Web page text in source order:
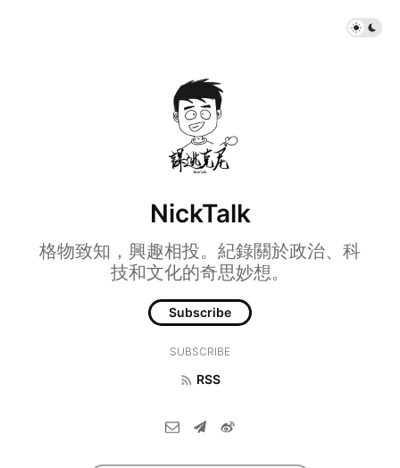
NickTalk
格物致知，興趣相投。紀錄關於政治、科
技和文化的奇思妙想。
Subscribe
SUBSCRIBE
RSS